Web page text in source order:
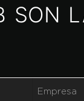
SON
Empresa